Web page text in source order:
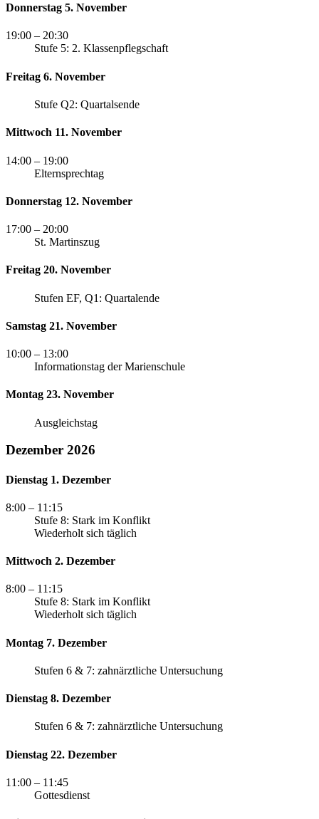
Donnerstag 5. November
19:00 – 20:30
Stufe 5: 2. Klassenpflegschaft
Freitag 6. November
Stufe Q2: Quartalsende
Mittwoch 11. November
14:00 – 19:00
Elternsprechtag
Donnerstag 12. November
17:00 – 20:00
St. Martinszug
Freitag 20. November
Stufen EF, Q1: Quartalende
Samstag 21. November
10:00 – 13:00
Informationstag der Marienschule
Montag 23. November
Ausgleichstag
Dezember 2026
Dienstag 1. Dezember
8:00 – 11:15
Stufe 8: Stark im Konflikt
Wiederholt sich täglich
Mittwoch 2. Dezember
8:00 – 11:15
Stufe 8: Stark im Konflikt
Wiederholt sich täglich
Montag 7. Dezember
Stufen 6 & 7: zahnärztliche Untersuchung
Dienstag 8. Dezember
Stufen 6 & 7: zahnärztliche Untersuchung
Dienstag 22. Dezember
11:00 – 11:45
Gottesdienst